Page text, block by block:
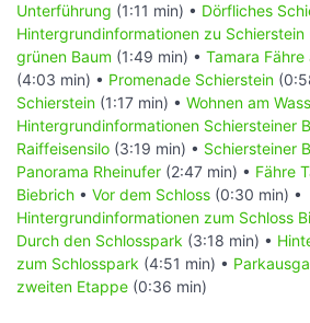
Unterführung (1:11 min) • Dörfliches
Hintergrundinformationen zu Schierstein
grünen Baum (1:49 min) • Tamara
(4:03 min) • Promenade Schierstein
Schierstein (1:17 min) • Wohnen am
Hintergrundinformationen Schiersteiner
Raiffeisensilo (3:19 min) • Schiersteiner
Panorama Rheinufer (2:47 min) • Fähre
Biebrich • Vor dem Schloss (0:30 min) •
Hintergrundinformationen zum Schloss
Durch den Schlosspark (3:18 min) •
zum Schlosspark (4:51 min) •
zweiten Etappe (0:36 min)